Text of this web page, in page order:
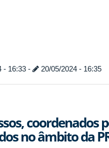
- 16:33 - 20/05/2024 - 16:35
coordenados
no âmbito da